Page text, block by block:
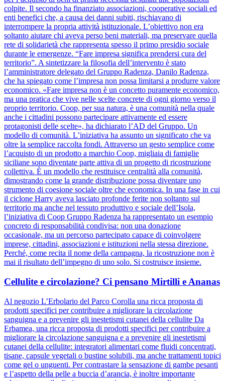
colpite. Il secondo ha finanziato associazioni, cooperative sociali ed
enti benefici che, a causa dei danni subiti, rischiavano di
interrompere la propria attività istituzionale. L’obiettivo non era
soltanto aiutare chi aveva perso beni materiali, ma preservare quella
rete di solidarietà che rappresenta spesso il primo presidio sociale
durante le emergenze. “Fare impresa significa prendersi cura del
territorio”. A sintetizzare la filosofia dell’intervento è stato
l’amministratore delegato del Gruppo Radenza, Danilo Radenza,
che ha spiegato come l’impresa non possa limitarsi a produrre valore
economico. «Fare impresa non è un concetto puramente economico,
ma una pratica che vive nelle scelte concrete di ogni giorno verso il
proprio territorio. Coop, per sua natura, è una comunità nella quale
anche i cittadini possono partecipare attivamente ed essere
protagonisti delle scelte», ha dichiarato l’AD del Gruppo. Un
modello di comunità. L’iniziativa ha assunto un significato che va
oltre la semplice raccolta fondi. Attraverso un gesto semplice come
l’acquisto di un prodotto a marchio Coop, migliaia di famiglie
siciliane sono diventate parte attiva di un progetto di ricostruzione
collettiva. È un modello che restituisce centralità alla comunità,
dimostrando come la grande distribuzione possa diventare uno
strumento di coesione sociale oltre che economica. In una fase in cui
il ciclone Harry aveva lasciato profonde ferite non soltanto sul
territorio ma anche nel tessuto produttivo e sociale dell’Isola,
l’iniziativa di Coop Gruppo Radenza ha rappresentato un esempio
concreto di responsabilità condivisa: non una donazione
occasionale, ma un percorso partecipato capace di coinvolgere
imprese, cittadini, associazioni e istituzioni nella stessa direzione.
Perché, come recita il nome della campagna, la ricostruzione non è
mai il risultato dell’impegno di uno solo. Si costruisce insieme.
Cellulite e circolazione? Ci pensano Mirtilli e Ananas
Al negozio L’Erbolario del Parco Corolla una ricca proposta di
prodotti specifici per contribuire a migliorare la circolazione
sanguigna e a prevenire gli inestetismi cutanei della cellulite Da
Erbamea, una ricca proposta di prodotti specifici per contribuire a
migliorare la circolazione sanguigna e a prevenire gli inestetismi
cutanei della cellulite: integratori alimentari come fluidi concentrati,
tisane, capsule vegetali o bustine solubili, ma anche trattamenti topici
come gel o unguenti. Per contrastare la sensazione di gambe pesanti
e l’aspetto della pelle a buccia d’arancia, è inoltre importante